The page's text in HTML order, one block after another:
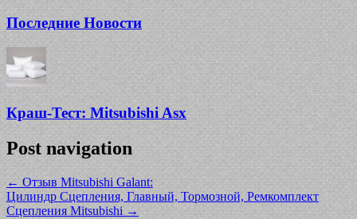
Последние Новости
Краш-Тест: Mitsubishi Asx
Post navigation
←Отзыв Mitsubishi Galant:
Цилиндр Сцепления, Главный, Тормозной, Ремкомплект
Сцепления Mitsubishi→